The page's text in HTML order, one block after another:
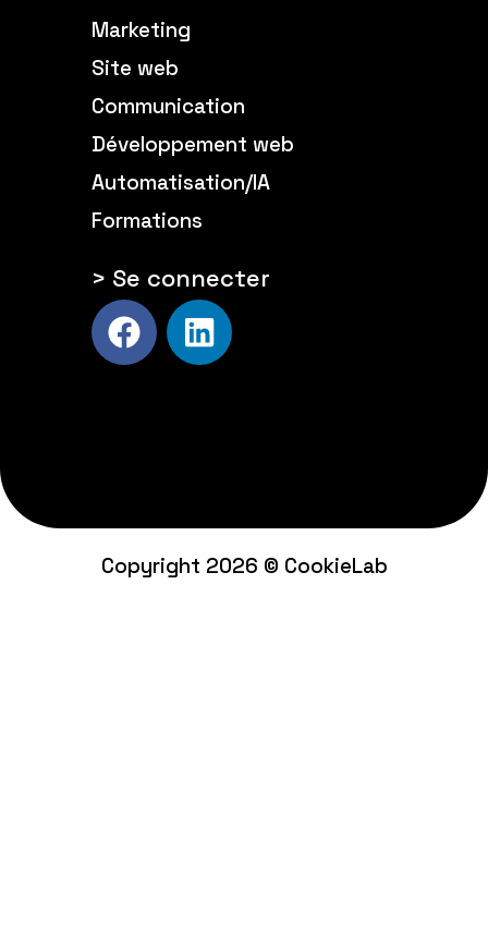
Marketing
Site web
Communication
Développement web
Automatisation/IA
Formations
> Se connecter
Copyright 2026 © CookieLab